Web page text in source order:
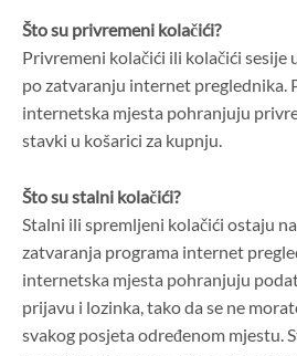
Što su privremeni kolačići?
Privremeni kolačići ili kolačići sesije
po zatvaranju internet preglednika.
internetska mjesta pohranjuju
stavki u košarici za kupnju.
Što su stalni kolačići?
Stalni ili spremljeni kolačići ostaju
zatvaranja programa internet
internetska mjesta pohranjuju
prijavu i lozinka, tako da se ne
svakog posjeta određenom mjestu.